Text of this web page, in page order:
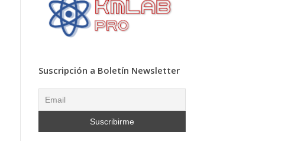
Suscripción a Boletín Newsletter